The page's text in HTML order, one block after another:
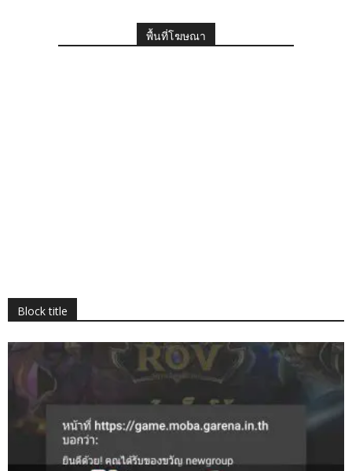
พื้นที่โฆษณา
Block title